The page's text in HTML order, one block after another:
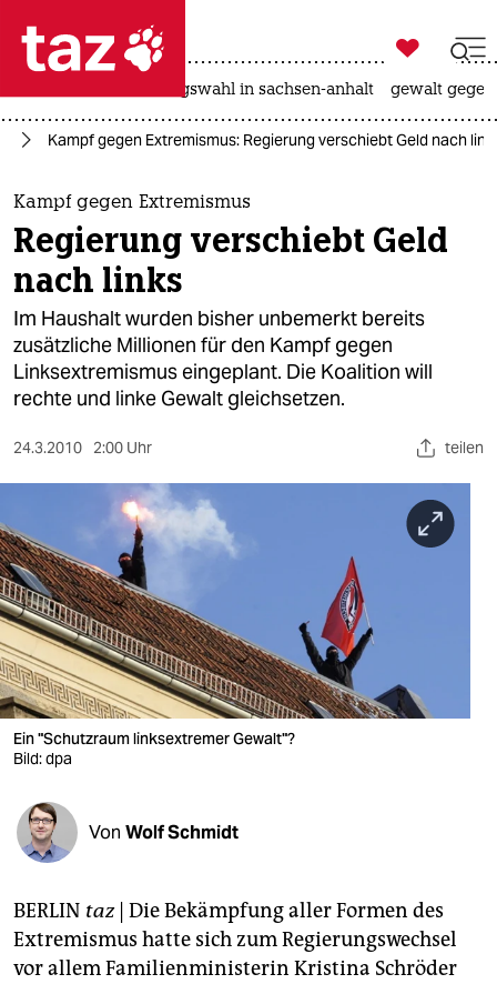
 taz zahl ich
taz zahl ich
themen
politik
öko
gesellschaft
kultur
sport
nord
wahrheit
verlag
verlag
veranstaltungen
fragen & hilfe
unterstützen
abo
genossenschaft

taz zahl ich
landtagswahl in sachsen-anhalt gewalt
Kampf gegen Extremismus: Regierung verschiebt Geld nach
Kampf gegen Extremismus
Regierung verschiebt Geld
nach links
Im Haushalt wurden bisher unbemerkt bereits
zusätzliche Millionen für den Kampf gegen
Linksextremismus eingeplant. Die Koalition will
rechte und linke Gewalt gleichsetzen.
24.3.2010 2:00 Uhr teilen
Ein "Schutzraum linksextremer Gewalt"?
Bild: dpa
Von Wolf Schmidt
BERLIN taz Die Bekämpfung aller Formen des
Extremismus hatte sich zum Regierungswechsel
vor allem Familienministerin Kristina Schröder